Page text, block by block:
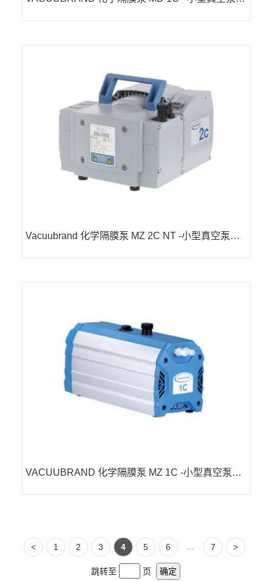
Vacuubrand 化学隔膜泵 MZ 2C NT -小型真空泵隔
VACUUBRAND 化学隔膜泵 MZ 1C -小型真空泵隔
< 1 2 3 4 5 6 7 >
跳转至 页 确定